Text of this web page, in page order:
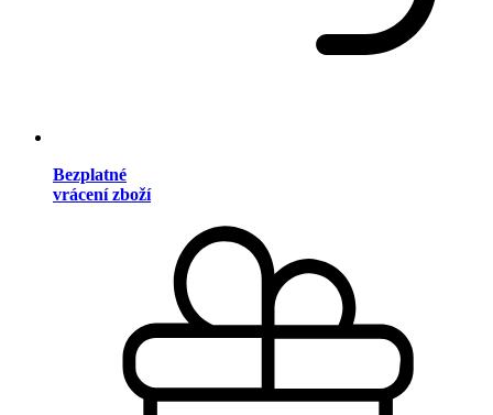
Bezplatné
vrácení zboží